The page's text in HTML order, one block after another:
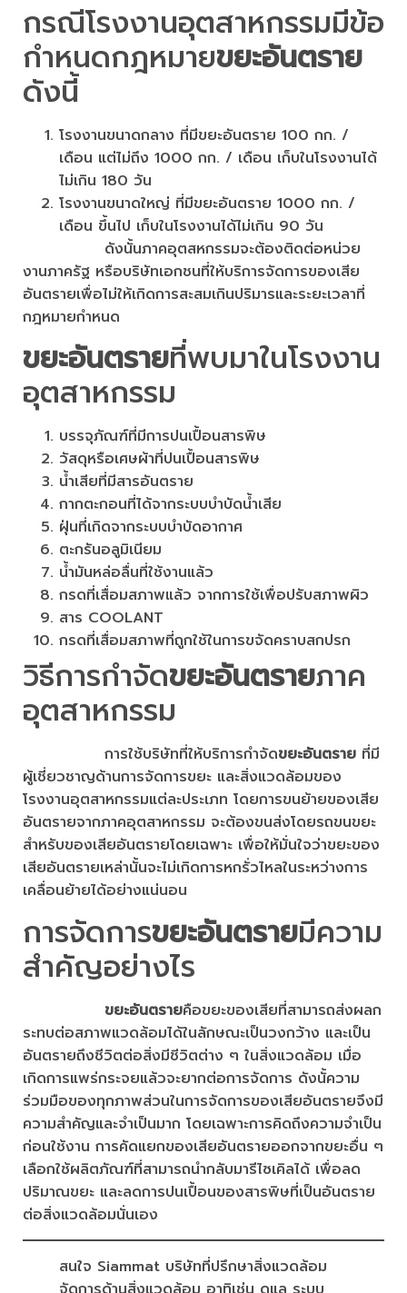
กรณีโรงงานอุตสาหกรรมมีข้อ
กำหนดกฎหมายขยะอันตราย
ดังนี้
โรงงานขนาดกลาง ที่มีขยะอันตราย 100 กก. /
เดือน แต่ไม่ถึง 1000 กก. / เดือน เก็บในโรงงานได้
ไม่เกิน 180 วัน
โรงงานขนาดใหญ่ ที่มีขยะอันตราย 1000 กก. /
เดือน ขึ้นไป เก็บในโรงงานได้ไม่เกิน 90 วัน
ดังนั้นภาคอุตสหกรรมจะต้องติดต่อหน่วย
งานภาครัฐ หรือบริษัทเอกชนที่ให้บริการจัดการของเสีย
อันตรายเพื่อไม่ให้เกิดการสะสมเกินปริมารและระยะเวลาที่
กฎหมายกำหนด
ขยะอันตรายที่พบมาในโรงงาน
อุตสาหกรรม
บรรจุภัณฑ์ที่มีการปนเปื้อนสารพิษ
วัสดุหรือเศษผ้าที่ปนเปื้อนสารพิษ
น้ำเสียที่มีสารอันตราย
กากตะกอนที่ได้จากระบบบำบัดน้ำเสีย
ฝุ่นที่เกิดจากระบบบำบัดอากาศ
ตะกรันอลูมิเนียม
น้ำมันหล่อลื่นที่ใช้งานแล้ว
กรดที่เสื่อมสภาพแล้ว จากการใช้เพื่อปรับสภาพผิว
สาร COOLANT
กรดที่เสื่อมสภาพที่ถูกใช้ในการขจัดคราบสกปรก
วิธีการกำจัดขยะอันตรายภาค
อุตสาหกรรม
การใช้บริษัทที่ให้บริการกำจัดขยะอันตราย ที่มี
ผู้เชี่ยวชาญด้านการจัดการขยะ และสิ่งแวดล้อมของ
โรงงานอุตสาหกรรมแต่ละประเภท โดยการขนย้ายของเสีย
อันตรายจากภาคอุตสาหกรรม จะต้องขนส่งโดยรถขนขยะ
สำหรับของเสียอันตรายโดยเฉพาะ เพื่อให้มั่นใจว่าขยะของ
เสียอันตรายเหล่านั้นจะไม่เกิดการหกรั่วไหลในระหว่างการ
เคลื่อนย้ายได้อย่างแน่นอน
การจัดการขยะอันตรายมีความ
สำคัญอย่างไร
ขยะอันตรายคือขยะของเสียที่สามารถส่งผลก
ระทบต่อสภาพแวดล้อมได้ในลักษณะเป็นวงกว้าง และเป็น
อันตรายถึงชีวิตต่อสิ่งมีชีวิตต่าง ๆ ในสิ่งแวดล้อม เมื่อ
เกิดการแพร่กระจยแล้วจะยากต่อการจัดการ ดังนั้ความ
ร่วมมือของทุกภาพส่วนในการจัดการของเสียอันตรายจึงมี
ความสำคัญและจำเป็นมาก โดยเฉพาะการคิดถึงความจำเป็น
ก่อนใช้งาน การคัดแยกของเสียอันตรายออกจากขยะอื่น ๆ
เลือกใช้ผลิตภัณฑ์ที่สามารถนำกลับมารีไซเคิลได้ เพื่อลด
ปริมาณขยะ และลดการปนเปื้อนของสารพิษที่เป็นอันตราย
ต่อสิ่งแวดล้อมนั่นเอง
สนใจ Siammat บริษัทที่ปรึกษาสิ่งแวดล้อม